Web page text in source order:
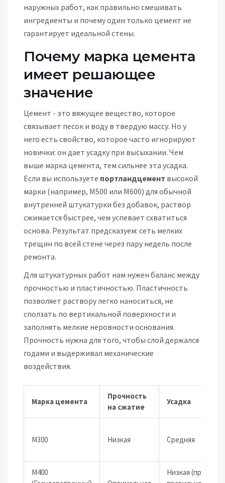
наружных работ, как правильно смешивать
ингредиенты и почему один только цемент не
гарантирует идеальной стены.
Почему марка цемента
имеет решающее
значение
Цемент - это вяжущее вещество, которое
связывает песок и воду в твердую массу. Но у
него есть свойство, которое часто игнорируют
новички: он дает усадку при высыхании. Чем
выше марка цемента, тем сильнее эта усадка.
Если вы используете портландцемент высокой
марки (например, М500 или М600) для обычной
внутренней штукатурки без добавок, раствор
сжимается быстрее, чем успевает схватиться
основа. Результат предсказуем: сеть мелких
трещин по всей стене через пару недель после
ремонта.
Для штукатурных работ нам нужен баланс между
прочностью и пластичностью. Пластичность
позволяет раствору легко наноситься, не
сползать по вертикальной поверхности и
заполнять мелкие неровности основания.
Прочность нужна для того, чтобы слой держался
годами и выдерживал механические
воздействия.
Марка цемента
Прочность
на сжатие
Усадка
М300 Низкая Средняя
М400
Низкая (при